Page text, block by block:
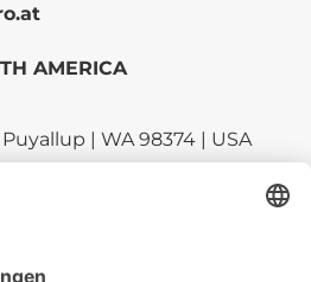
AMERICA
| WA 98374 | USA